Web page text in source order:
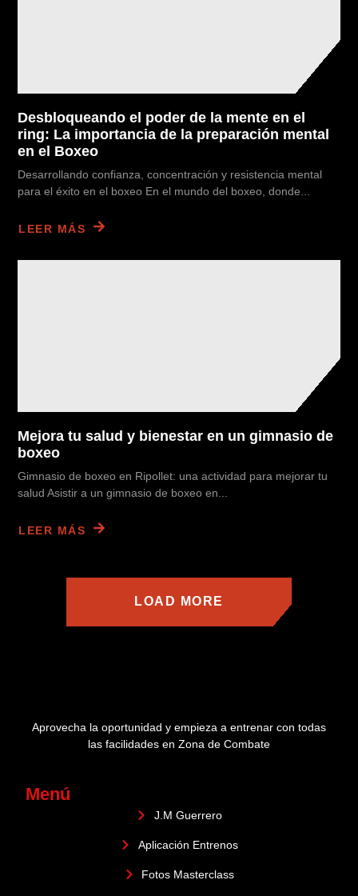
Desbloqueando el poder de la mente en el
ring: La importancia de la preparación mental
en el Boxeo
Desarrollando confianza, concentración y resistencia mental
para el éxito en el boxeo En el mundo del boxeo, donde...
LEER MÁS
Mejora tu salud y bienestar en un gimnasio de
boxeo
Gimnasio de boxeo en Ripollet: una actividad para mejorar tu
salud Asistir a un gimnasio de boxeo en...
LEER MÁS
LOAD MORE
Aprovecha la oportunidad y empieza a entrenar con todas
las facilidades en Zona de Combate
Menú
J.M Guerrero
Aplicación Entrenos
Fotos Masterclass